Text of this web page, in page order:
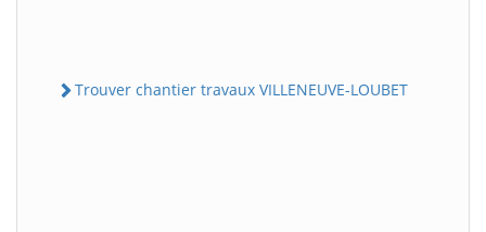
Trouver chantier travaux VILLENEUVE-LOUBET